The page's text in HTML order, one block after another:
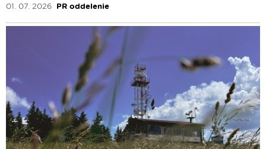
01. 07. 2026 PR oddelenie